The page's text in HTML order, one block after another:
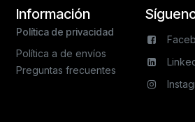
Información
Política de privacidad
Política a de envíos
Preguntas frecuentes